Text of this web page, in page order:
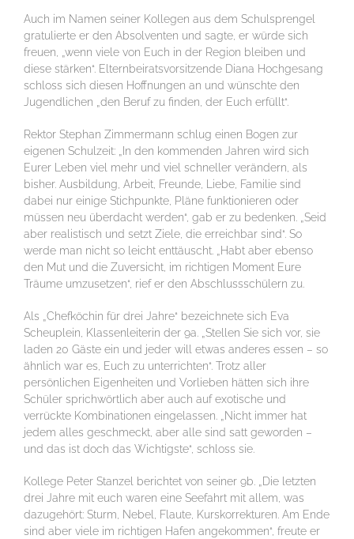
Auch im Namen seiner Kollegen aus dem Schulsprengel
gratulierte er den Absolventen und sagte, er würde sich
freuen, „wenn viele von Euch in der Region bleiben und
diese stärken“. Elternbeiratsvorsitzende Diana Hochgesang
schloss sich diesen Hoffnungen an und wünschte den
Jugendlichen „den Beruf zu finden, der Euch erfüllt“.
Rektor Stephan Zimmermann schlug einen Bogen zur
eigenen Schulzeit: „In den kommenden Jahren wird sich
Eurer Leben viel mehr und viel schneller verändern, als
bisher. Ausbildung, Arbeit, Freunde, Liebe, Familie sind
dabei nur einige Stichpunkte, Pläne funktionieren oder
müssen neu überdacht werden“, gab er zu bedenken. „Seid
aber realistisch und setzt Ziele, die erreichbar sind“. So
werde man nicht so leicht enttäuscht. „Habt aber ebenso
den Mut und die Zuversicht, im richtigen Moment Eure
Träume umzusetzen“, rief er den Abschlussschülern zu.
Als „Chefköchin für drei Jahre“ bezeichnete sich Eva
Scheuplein, Klassenleiterin der 9a. „Stellen Sie sich vor, sie
laden 20 Gäste ein und jeder will etwas anderes essen – so
ähnlich war es, Euch zu unterrichten“. Trotz aller
persönlichen Eigenheiten und Vorlieben hätten sich ihre
Schüler sprichwörtlich aber auch auf exotische und
verrückte Kombinationen eingelassen. „Nicht immer hat
jedem alles geschmeckt, aber alle sind satt geworden –
und das ist doch das Wichtigste“, schloss sie.
Kollege Peter Stanzel berichtet von seiner 9b. „Die letzten
drei Jahre mit euch waren eine Seefahrt mit allem, was
dazugehört: Sturm, Nebel, Flaute, Kurskorrekturen. Am Ende
sind aber viele im richtigen Hafen angekommen“, freute er